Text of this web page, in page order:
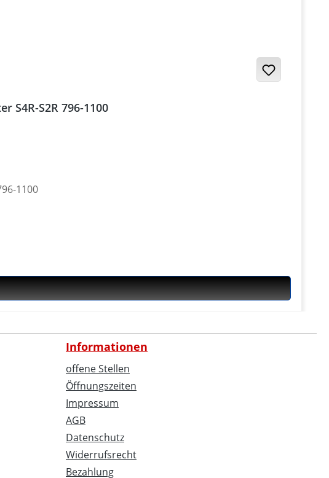
S4R-S2R 796-1100
1100
Informationen
offene Stellen
Öffnungszeiten
Impressum
AGB
Datenschutz
Widerrufsrecht
Bezahlung